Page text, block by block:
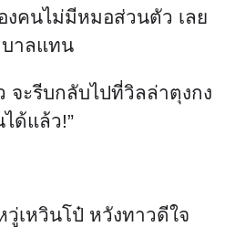
งคนไม่มีหมอส่วนตัว เลย
บาลแทน
จะรีบกลับไปที่วิลล่าตุงกง
ด้แล้ว!”
เหวินโป๋ หวังทาวดีใจ